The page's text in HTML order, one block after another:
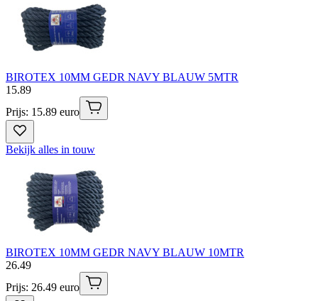
BIROTEX 10MM GEDR NAVY BLAUW 5MTR
15.89
Prijs: 15.89 euro
Bekijk alles in touw
BIROTEX 10MM GEDR NAVY BLAUW 10MTR
26.49
Prijs: 26.49 euro